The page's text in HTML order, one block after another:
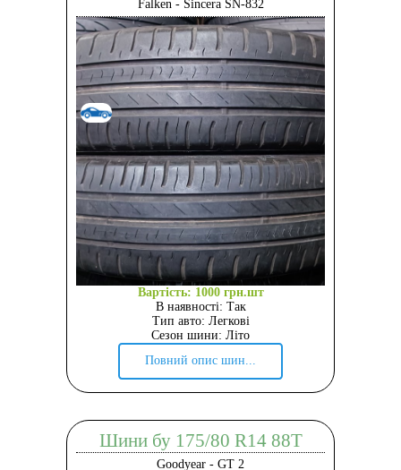
Falken - Sincera SN-832
Вартість: 1000 грн.шт
В наявності: Так
Тип авто: Легкові
Сезон шини: Літо
Повний опис шин...
Шини бу 175/80 R14 88T
Goodyear - GT 2